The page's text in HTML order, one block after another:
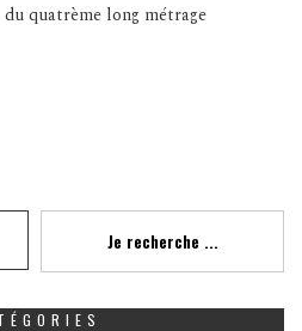
quatrème long métrage
Je recherche ...